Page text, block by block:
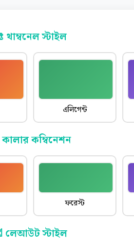
থাম্বনেল স্টাইল
এলিগেন্ট
কম্বিনেশন
ফরেস্ট
লেআউট স্টাইল